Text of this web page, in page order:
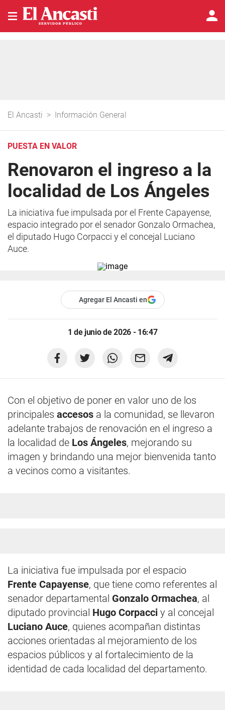
El Ancasti > Información General
PUESTA EN VALOR
Renovaron el ingreso a la
localidad de Los Ángeles
La iniciativa fue impulsada por el Frente Capayense,
espacio integrado por el senador Gonzalo Ormachea,
el diputado Hugo Corpacci y el concejal Luciano
Auce.
Agregar El Ancasti en
1 de junio de 2026 - 16:47
Con el objetivo de poner en valor uno de los
principales accesos a la comunidad, se llevaron
adelante trabajos de renovación en el ingreso a
la localidad de Los Ángeles, mejorando su
imagen y brindando una mejor bienvenida tanto
a vecinos como a visitantes.
La iniciativa fue impulsada por el espacio
Frente Capayense, que tiene como referentes al
senador departamental Gonzalo Ormachea, al
diputado provincial Hugo Corpacci y al concejal
Luciano Auce, quienes acompañan distintas
acciones orientadas al mejoramiento de los
espacios públicos y al fortalecimiento de la
identidad de cada localidad del departamento.